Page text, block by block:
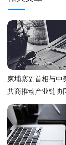
柬埔寨副首相与中
共商推动产业链协